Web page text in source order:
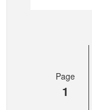
Page
1